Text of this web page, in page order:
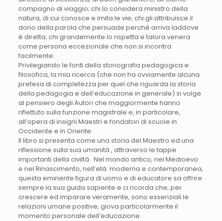
compagno di viaggio; chi lo considera ministro della
natura, di cui conosce e imita le vie; chi gli attribuisce il
dono della parola che persuade perché arriva laddove
è diretta; chi grandemente lo rispetta e talora venera
come persona eccezionale che non si incontra
facilmente.
Privilegiando le fonti della storiografia pedagogica e
filosofica, la mia ricerca (che non ha ovviamente alcuna
pretesa di completezza per quel che riguarda la storia
della pedagogia e dell’educazione in generale) si volge
al pensiero degli Autori che maggiormente hanno
riflettuto sulla funzione magistrale e, in particolare,
all’opera di insigni Maestri e fondatori di scuole in
Occidente e in Oriente.
Il libro si presenta come una storia del Maestro ed una
riflessione sulla sua umanità , attraverso le tappe
importanti della civiltà . Nel mondo antico, nel Medioevo
e nel Rinascimento, nell’età moderna e contemporanea,
questa eminente figura di uomo e di educatore sa offrire
sempre la sua guida sapiente e ci ricorda che, per
crescere ed imparare veramente, sono essenziali le
relazioni umane positive, giova particolarmente il
momento personale dell’educazione.